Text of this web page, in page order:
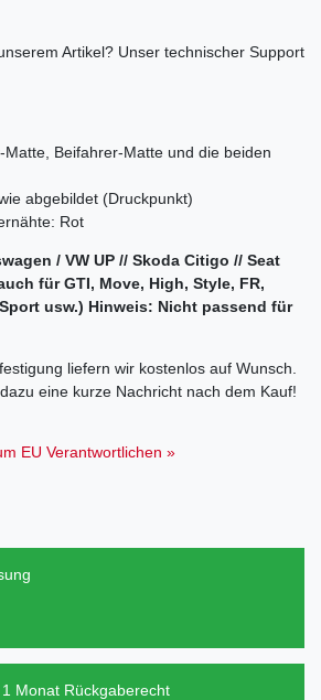
Artikel? Unser technischer Support
Beifahrer-Matte und die beiden
abgebildet (Druckpunkt)
Rot
/ VW UP // Skoda Citigo // Seat
für GTI, Move, High, Style, FR,
usw.) Hinweis: Nicht passend für
liefern wir kostenlos auf Wunsch.
eine kurze Nachricht nach dem Kauf!
EU Verantwortlichen »
1 Monat Rückgaberecht